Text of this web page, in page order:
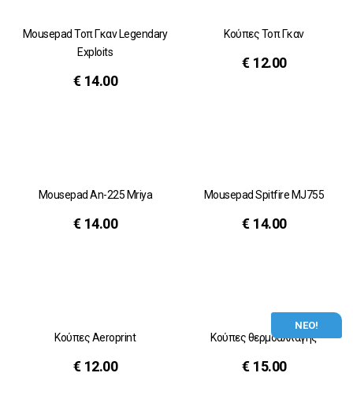
Mousepad Τοπ Γκαν Legendary
Exploits
€ 14.00
Κούπες Τοπ Γκαν
€ 12.00
Mousepad An-225 Mriya
€ 14.00
Mousepad Spitfire MJ755
€ 14.00
Κούπες Aeroprint
€ 12.00
ΝΕΟ!
Κούπες θερμοαλλαγής
€ 15.00